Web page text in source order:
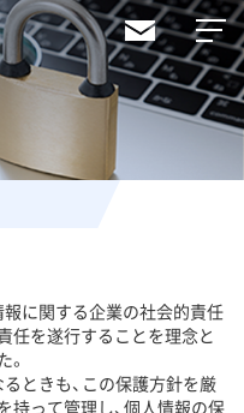
報に関する企業の社会的責任
任を遂行することを理念と
。
ときも、この保護方針を厳
持って管理し、個人情報の保